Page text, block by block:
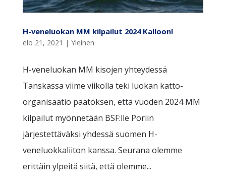
H-veneluokan MM kilpailut 2024 Kalloon!
elo 21, 2021 | Yleinen
H-veneluokan MM kisojen yhteydessä
Tanskassa viime viikolla teki luokan katto-
organisaatio päätöksen, että vuoden 2024 MM
kilpailut myönnetään BSF:lle Poriin
järjestettäväksi yhdessä suomen H-
veneluokkaliiton kanssa. Seurana olemme
erittäin ylpeitä siitä, että olemme...